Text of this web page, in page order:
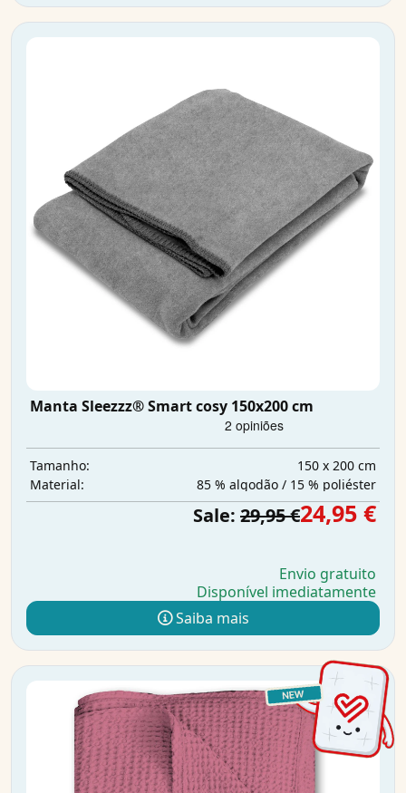
Manta Sleezzz® Smart cosy 150x200 cm
Tamanho:
150 x 200 cm
Material:
85 % algodão / 15 % poliéster
Sale: 29,95 €24,95 €
Envio gratuito
Disponível imediatamente
Saiba mais